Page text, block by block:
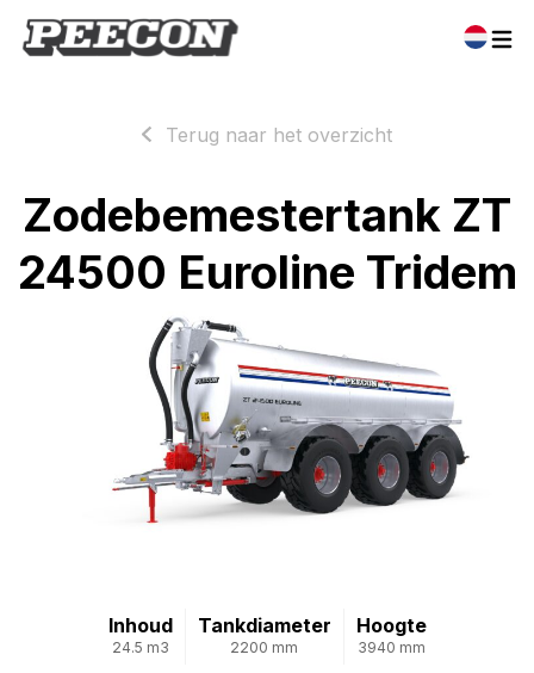
Terug naar het overzicht
Zodebemestertank ZT
24500 Euroline Tridem
Inhoud
24.5 m3
Tankdiameter
2200 mm
Hoogte
3940 mm